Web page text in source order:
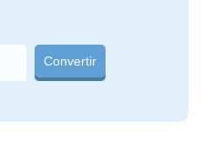
Convertir